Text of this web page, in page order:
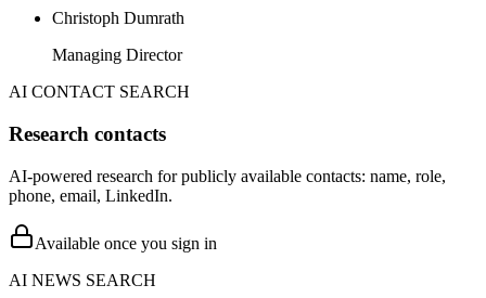
Christoph Dumrath
Managing Director
AI CONTACT SEARCH
Research contacts
AI-powered research for publicly available contacts: name, role,
phone, email, LinkedIn.
Available once you sign in
AI NEWS SEARCH